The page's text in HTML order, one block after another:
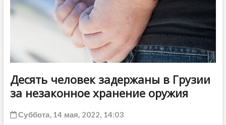
Десять человек задержаны в Грузии
за незаконное хранение оружия
Суббота, 14 мая, 2022, 14:03